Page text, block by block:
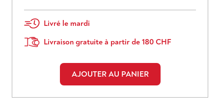
Livré le mardi
Livraison gratuite à partir de 180 CHF
AJOUTER AU PANIER